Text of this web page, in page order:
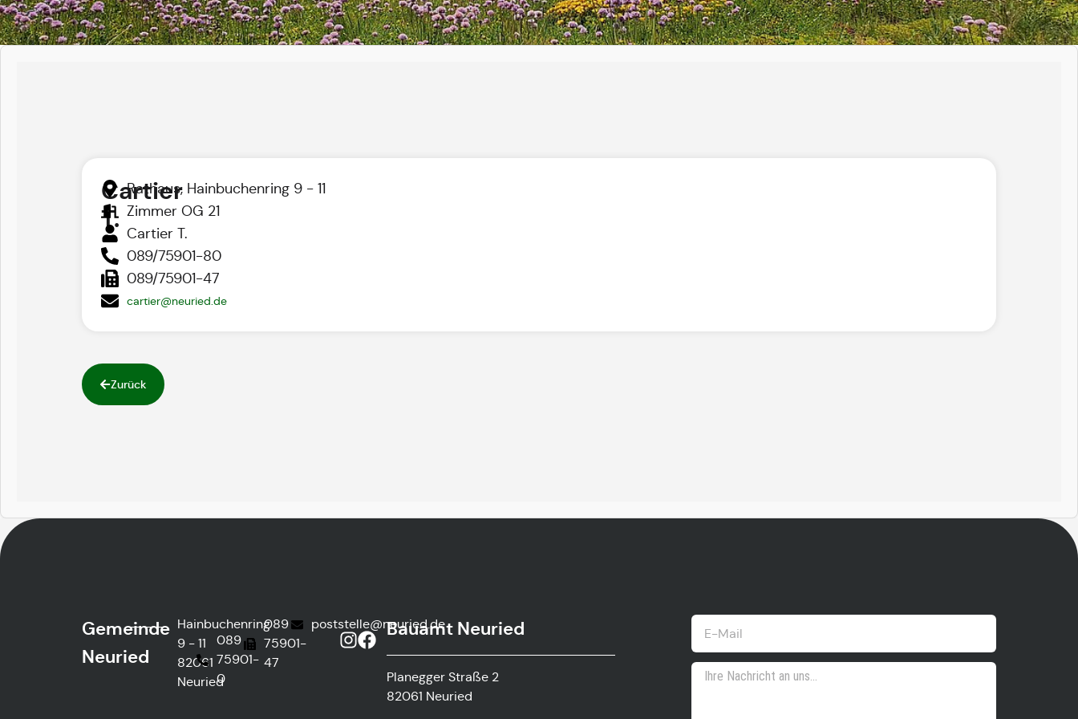
Cartier
T.
Rathaus, Hainbuchenring 9 - 11
Zimmer OG 21
Cartier T.
089/75901-80
089/75901-47
cartier@neuried.de
Zurück
Gemeinde
Neuried
Hainbuchenring
9 - 11
82061
Neuried
089
75901-
0
089
75901-
47
poststelle@neuried.deBauamt Neuried
Planegger Straße 2
82061 Neuried